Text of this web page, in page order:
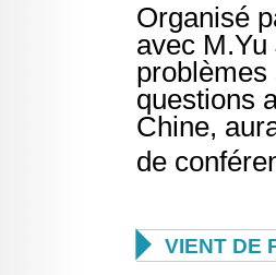
Organisé
avec
problèmes
questions
Chine,
de
 VIENT DE